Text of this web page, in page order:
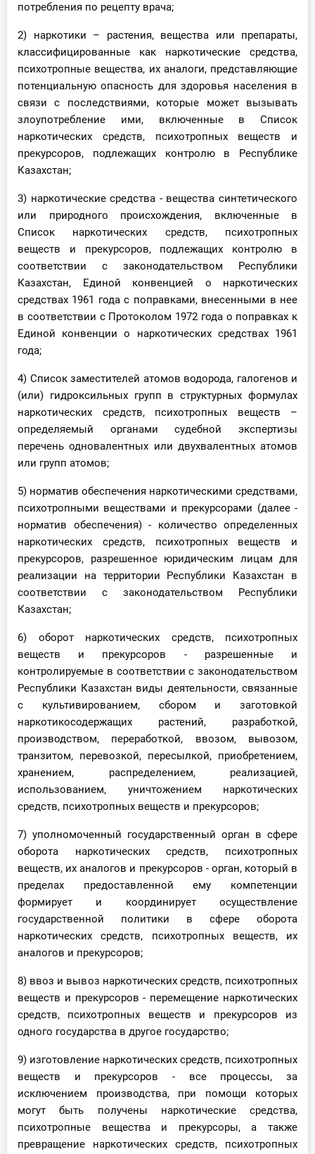
Учет по отраслям
Юридический помощник
Интернет-магазин
О Системе
Обучение
Тестирование для
бухгалтера
потребления по рецепту врача;
2) наркотики – растения, вещества или препараты,
классифицированные как наркотические средства,
психотропные вещества, их аналоги, представляющие
потенциальную опасность для здоровья населения в
связи с последствиями, которые может вызывать
злоупотребление ими, включенные в Список
наркотических средств, психотропных веществ и
прекурсоров, подлежащих контролю в Республике
Казахстан;
3) наркотические средства - вещества синтетического
или природного происхождения, включенные в
Список наркотических средств, психотропных
веществ и прекурсоров, подлежащих контролю в
соответствии с законодательством Республики
Казахстан, Единой конвенцией о наркотических
средствах 1961 года с поправками, внесенными в нее
в соответствии с Протоколом 1972 года о поправках к
Единой конвенции о наркотических средствах 1961
года;
4) Список заместителей атомов водорода, галогенов и
(или) гидроксильных групп в структурных формулах
наркотических средств, психотропных веществ –
определяемый органами судебной экспертизы
перечень одновалентных или двухвалентных атомов
или групп атомов;
5) норматив обеспечения наркотическими средствами,
психотропными веществами и прекурсорами (далее -
норматив обеспечения) - количество определенных
наркотических средств, психотропных веществ и
прекурсоров, разрешенное юридическим лицам для
реализации на территории Республики Казахстан в
соответствии с законодательством Республики
Казахстан;
6) оборот наркотических средств, психотропных
веществ и прекурсоров - разрешенные и
контролируемые в соответствии с законодательством
Республики Казахстан виды деятельности, связанные
с культивированием, сбором и заготовкой
наркотикосодержащих растений, разработкой,
производством, переработкой, ввозом, вывозом,
транзитом, перевозкой, пересылкой, приобретением,
хранением, распределением, реализацией,
использованием, уничтожением наркотических
средств, психотропных веществ и прекурсоров;
7) уполномоченный государственный орган в сфере
оборота наркотических средств, психотропных
веществ, их аналогов и прекурсоров - орган, который в
пределах предоставленной ему компетенции
формирует и координирует осуществление
государственной политики в сфере оборота
наркотических средств, психотропных веществ, их
аналогов и прекурсоров;
8) ввоз и вывоз наркотических средств, психотропных
веществ и прекурсоров - перемещение наркотических
средств, психотропных веществ и прекурсоров из
одного государства в другое государство;
9) изготовление наркотических средств, психотропных
веществ и прекурсоров - все процессы, за
исключением производства, при помощи которых
могут быть получены наркотические средства,
психотропные вещества и прекурсоры, а также
превращение наркотических средств, психотропных